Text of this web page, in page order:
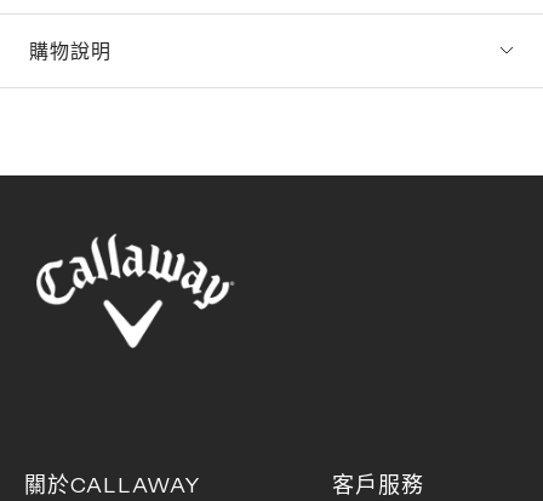
購物說明
關於CALLAWAY 客戶服務